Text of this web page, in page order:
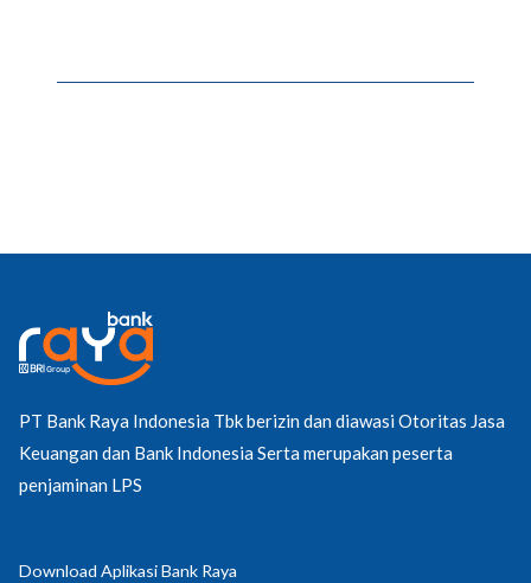
PT Bank Raya Indonesia Tbk berizin dan diawasi Otoritas Jasa
Keuangan dan Bank Indonesia Serta merupakan peserta
penjaminan LPS
Download Aplikasi Bank Raya